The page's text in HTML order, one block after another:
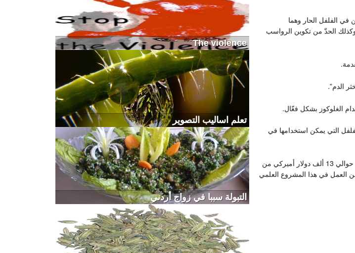
في الفلفل الحار وهما
وكذلك الحدّ من تكوين الرواسب
الدم”.
الغلوكوز بشكل فعّال.
التي يمكن استخدامها في
وتلقت الدكتورة أهوجا التي تعمل في هذا المشروع منذ عام 2003 منحة من جامعة تاسمانيا حوالي 13 ألف دولار أميركي من
العمل في هذا المشروع العلمي
The violence
تعلم اساليب التصوير
التبولة سببا في زواج أردني